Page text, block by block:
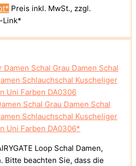
Preis inkl. MwSt., zzgl.
Link*
Schal Grau Damen Schal
Schlauchschal Kuscheliger
Uni Farben DA0306*
Loop Schal Damen,
Bitte beachten Sie, dass die